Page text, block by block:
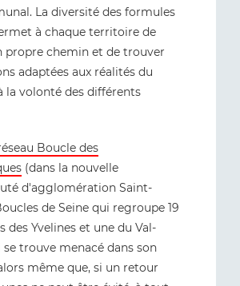
La diversité des formules
à chaque territoire de
propre chemin et de trouver
adaptées aux réalités du
la volonté des différents
Boucle des
(dans la nouvelle
d'agglomération Saint-
de Seine qui regroupe 19
des Yvelines et une du Val-
se trouve menacé dans son
même que, si un retour